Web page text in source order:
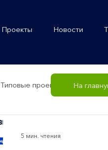
Проекты Новости
Типовые проекты
5 мин. чтения
На